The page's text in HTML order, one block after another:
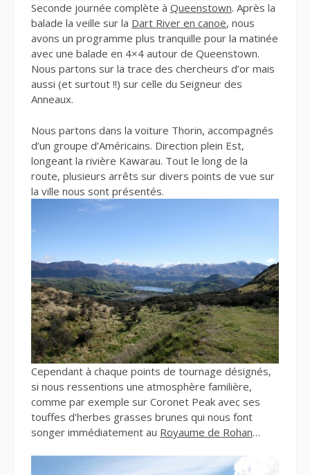
Seconde journée complète à Queenstown. Après la
balade la veille sur la Dart River en canoë, nous
avons un programme plus tranquille pour la matinée
avec une balade en 4×4 autour de Queenstown.
Nous partons sur la trace des chercheurs d’or mais
aussi (et surtout !!) sur celle du Seigneur des
Anneaux.
Nous partons dans la voiture Thorin, accompagnés
d’un groupe d’Américains. Direction plein Est,
longeant la rivière Kawarau. Tout le long de la
route, plusieurs arrêts sur divers points de vue sur
la ville nous sont présentés.
Cependant à chaque points de tournage désignés,
si nous ressentions une atmosphère familière,
comme par exemple sur Coronet Peak avec ses
touffes d’herbes grasses brunes qui nous font
songer immédiatement au Royaume de Rohan…